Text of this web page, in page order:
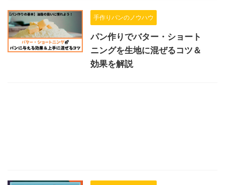
手作りパンのノウハウ
パン作りでバター・ショート
ニングを生地に混ぜるコツ＆
効果を解説